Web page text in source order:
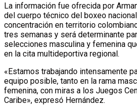
La información fue ofrecida por
del cuerpo técnico del boxeo
concentración en territorio
tres semanas y será determinante
selecciones masculina y femenina
en la cita multideportiva regional.
«Estamos trabajando intensamente
equipo posible, tanto en la rama
femenina, con miras a los Juegos
Caribe», expresó Hernández.